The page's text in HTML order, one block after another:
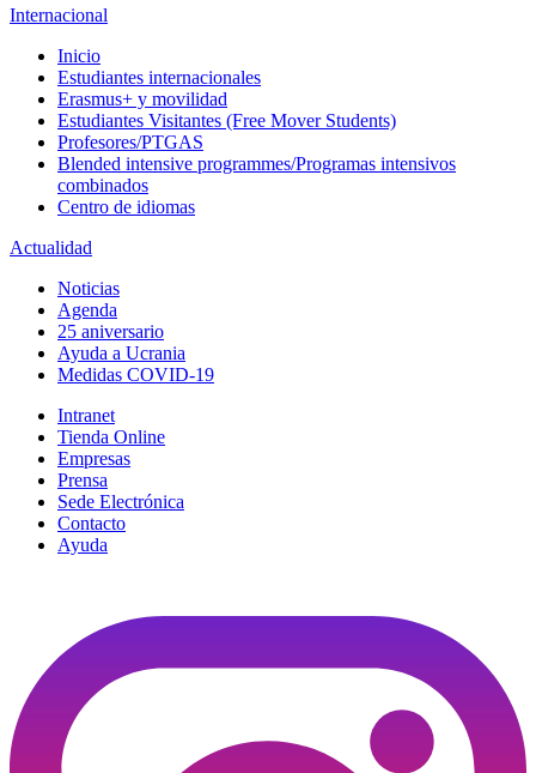
Internacional
Inicio
Estudiantes internacionales
Erasmus+ y movilidad
Estudiantes Visitantes (Free Mover Students)
Profesores/PTGAS
Blended intensive programmes/Programas intensivos
combinados
Centro de idiomas
Actualidad
Noticias
Agenda
25 aniversario
Ayuda a Ucrania
Medidas COVID-19
Intranet
Tienda Online
Empresas
Prensa
Sede Electrónica
Contacto
Ayuda